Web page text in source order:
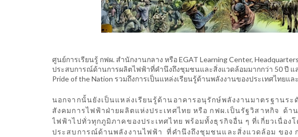
ศูนย์การเรียนรู้ กฟผ. สำนักงานกลาง หรือ EGAT Learning Center,
ประสบการณ์ด้านการผลิตไฟฟ้าที่คำนึงถึงชุมชนและสิ่งแวดล้อมมากกว่า 50 ปี แ
Pride of the Nation รวมถึงการเป็นแหล่งเรียนรู้ด้านพลังงานของประเทศไทย
นอกจากนั้นยังเป็นแหล่งเรียนรู้ด้านอาคารอนุรักษ์พลังงานมาตรฐานร
สังคมการไฟฟ้าฝ่ายผลิตแห่งประเทศไทย หรือ กฟผ.เป็นรัฐวิสาหกิจ ด้
ไฟฟ้าไปทั่วทุกภูมิภาคของประเทศไทย พร้อมทั้งธุรกิจอื่น ๆ ที่เกี่ยวเนื่อง
ประสบการณ์ด้านพลังงานไฟฟ้า ที่คำนึงถึงชุมชนและสิ่งแวดล้อม ของ